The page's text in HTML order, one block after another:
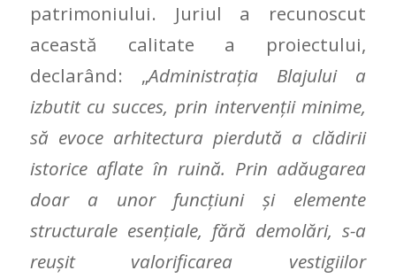
patrimoniului. Juriul a recunoscut
această calitate a proiectului,
declarând: „Administrația Blajului a
izbutit cu succes, prin intervenții minime,
să evoce arhitectura pierdută a clădirii
istorice aflate în ruină. Prin adăugarea
doar a unor funcțiuni și elemente
structurale esențiale, fără demolări, s-a
reușit valorificarea vestigiilor